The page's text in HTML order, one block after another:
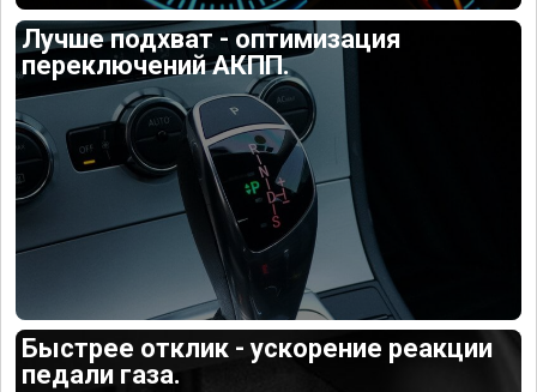
Лучше подхват - оптимизация
переключений АКПП.
Быстрее отклик - ускорение реакции
педали газа.